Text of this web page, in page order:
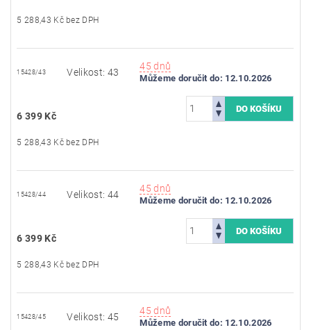
5 288,43 Kč bez DPH
15428/43 Velikost: 43
45 dnů
Můžeme doručit do: 12.10.2026
6 399 Kč
5 288,43 Kč bez DPH
15428/44 Velikost: 44
45 dnů
Můžeme doručit do: 12.10.2026
6 399 Kč
5 288,43 Kč bez DPH
15428/45 Velikost: 45
45 dnů
Můžeme doručit do: 12.10.2026